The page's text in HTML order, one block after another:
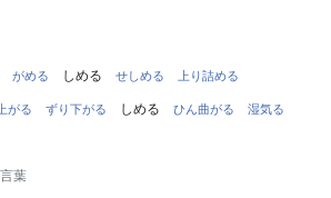
がめる しめる せしめる 上り詰める
がる ずり下がる しめる ひん曲がる 湿気る
葉